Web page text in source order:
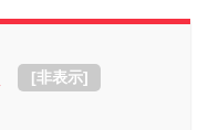
[非表示]